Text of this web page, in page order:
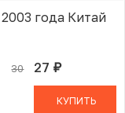
года Китай
30 27 руб.
В КОРЗИНЕ
КУПИТЬ